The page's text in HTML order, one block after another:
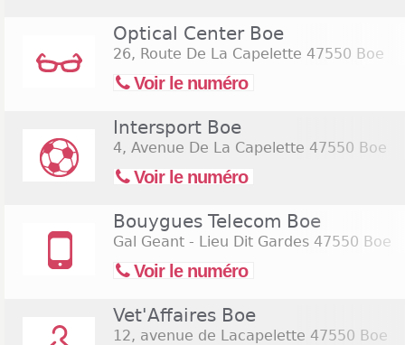
Optical Center Boe
26, Route De La Capelette 47550 Boe
Voir le numéro
Intersport Boe
4, Avenue De La Capelette 47550 Boe
Voir le numéro
Bouygues Telecom Boe
Gal Geant - Lieu Dit Gardes 47550 Boe
Voir le numéro
Vet'Affaires Boe
12, avenue de Lacapelette 47550 Boe